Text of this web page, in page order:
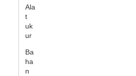
Ala
t
uk
ur
Ba
ha
n